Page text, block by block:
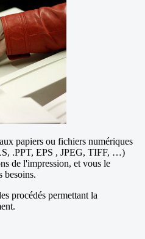
papiers ou fichiers numériques
.PPT, EPS , JPEG, TIFF, …)
de l'impression, et vous le
besoins.
procédés permettant la